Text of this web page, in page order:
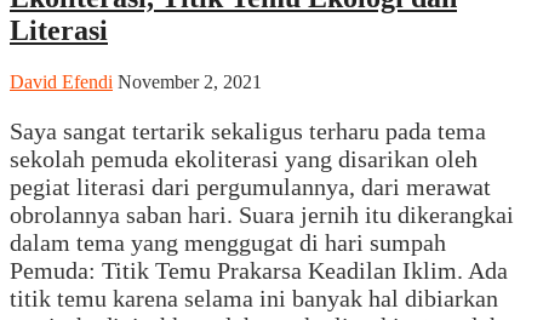
Literasi
David Efendi November 2, 2021
Saya sangat tertarik sekaligus terharu pada tema
sekolah pemuda ekoliterasi yang disarikan oleh
pegiat literasi dari pergumulannya, dari merawat
obrolannya saban hari. Suara jernih itu dikerangkai
dalam tema yang menggugat di hari sumpah
Pemuda: Titik Temu Prakarsa Keadilan Iklim. Ada
titik temu karena selama ini banyak hal dibiarkan